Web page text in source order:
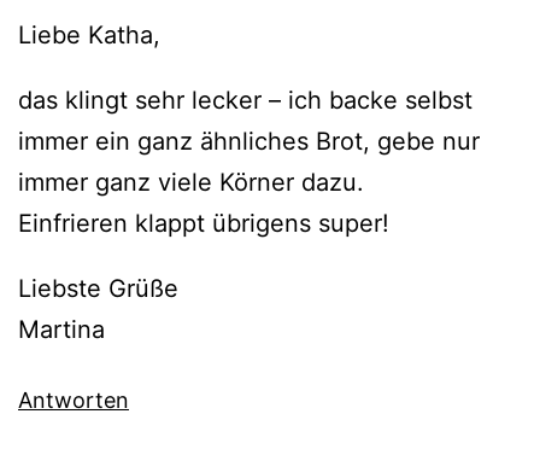
Liebe Katha,
das klingt sehr lecker – ich backe selbst
immer ein ganz ähnliches Brot, gebe nur
immer ganz viele Körner dazu.
Einfrieren klappt übrigens super!
Liebste Grüße
Martina
Antworten